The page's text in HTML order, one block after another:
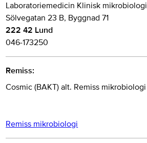
Laboratoriemedicin Klinisk mikrobiologi
Sölvegatan 23 B, Byggnad 71
222 42 Lund
046-173250
Remiss:
Cosmic (BAKT) alt. Remiss mikrobiologi
Remiss mikrobiologi